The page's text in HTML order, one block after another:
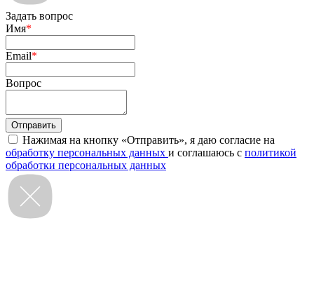
Задать вопрос
Имя*
Email*
Вопрос
Нажимая на кнопку «Отправить», я даю согласие на
обработку персональных данных и соглашаюсь с политикой
обработки персональных данных